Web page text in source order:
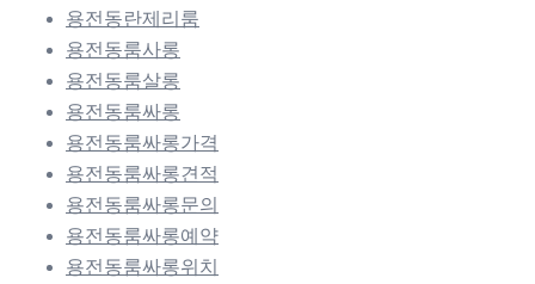
용전동란제리룸
용전동룸사롱
용전동룸살롱
용전동룸싸롱
용전동룸싸롱가격
용전동룸싸롱견적
용전동룸싸롱문의
용전동룸싸롱예약
용전동룸싸롱위치